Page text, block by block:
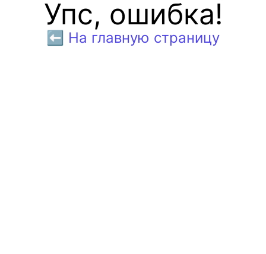
Упс, ошибка!
⬅️ На главную страницу